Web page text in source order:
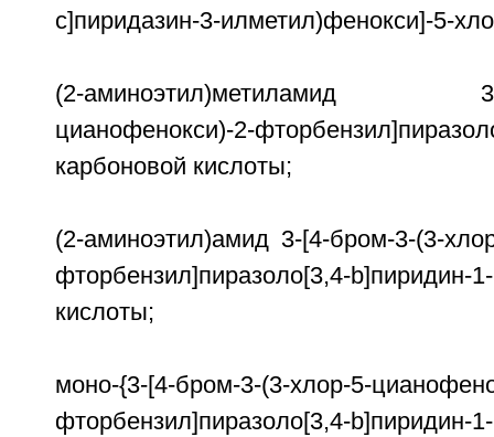
c]пиридазин-3-илметил)фенокси]-5-
(2-аминоэтил)метиламид 3-[4-
цианофенокси)-2-
карбоновой кислоты;
(2-аминоэтил)амид 3-[4-бром-3-(3-
фторбензил]пиразоло[3,4-b]пиридин-
кислоты;
моно-{3-[4-бром-3-(3-хлор-5-
фторбензил]пиразоло[3,4-b]пиридин-